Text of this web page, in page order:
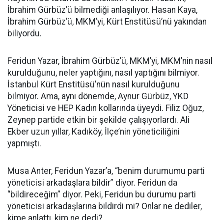
İbrahim Gürbüz’ü bilmediği anlaşılıyor. Hasan Kaya,
İbrahim Gürbüz’ü, MKM’yi, Kürt Enstitüsü’nü yakından
biliyordu.
Feridun Yazar, İbrahim Gürbüz’ü, MKM’yi, MKM’nin nasıl
kurulduğunu, neler yaptığını, nasıl yaptığını bilmiyor.
İstanbul Kürt Enstitüsü’nün nasıl kurulduğunu
bilmiyor. Ama, aynı dönemde, Aynur Gürbüz, YKD
Yöneticisi ve HEP Kadın kollarında üyeydi. Filiz Oğuz,
Zeynep partide etkin bir şekilde çalışıyorlardı. Ali
Ekber uzun yıllar, Kadıköy, İlçe’nin yöneticiliğini
yapmıştı.
Musa Anter, Feridun Yazar’a, “benim durumumu parti
yöneticisi arkadaşlara bildir” diyor. Feridun da
“bildireceğim” diyor. Peki, Feridun bu durumu parti
yöneticisi arkadaşlarına bildirdi mi? Onlar ne dediler,
kime anlattı, kim ne dedi?